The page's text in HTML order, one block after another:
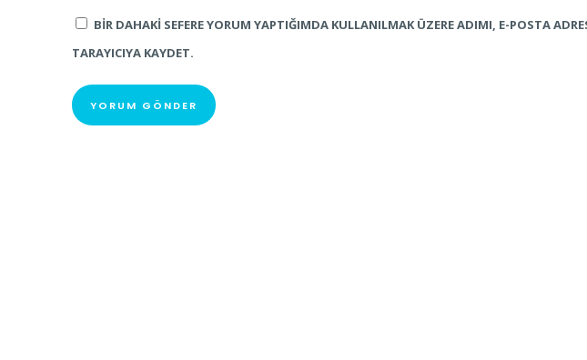
BIR DAHAKI SEFERE YORUM YAPTIĞIMDA KULLANILMAK ÜZERE ADIMI, E-POSTA
TARAYICIYA KAYDET.